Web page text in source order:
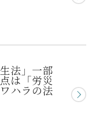
法」一部
は「労災
ハラの法